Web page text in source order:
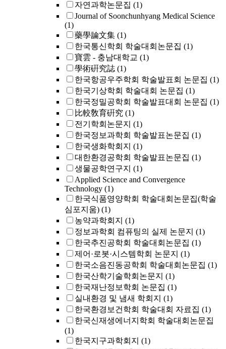
자연과학논문집 (1)
Journal of Soonchunhyang Medical Science
(1)
藥學論文集 (1)
한국통신학회 학술대회논문집 (1)
寶雲 - 충남대학교 (1)
學術硏究誌 (1)
한국항공우주학회 학술발표회 논문집 (1)
한국기상학회 학술대회 논문집 (1)
한국정밀공학회 학술발표대회 논문집 (1)
比較敎育硏究 (1)
전기학회논문지 (1)
한국정보과학회 학술발표논문집 (1)
한국생화학회지 (1)
대한환경공학회 학술발표논문집 (1)
생물공학연구지 (1)
Applied Science and Convergence
Technology (1)
한국식품영양학회 학술대회논문집(학술
심포지움) (1)
농약과학회지 (1)
정보과학회 컴퓨팅의 실제 논문지 (1)
한국추진공학회 학술대회논문집 (1)
제어·로봇·시스템학회 논문지 (1)
한국소음진동공학회 학술대회논문집 (1)
한국산학기술학회논문지 (1)
한국재난정보학회 논문집 (1)
실내환경 및 냄새 학회지 (1)
한국환경보건학회 학술대회 자료집 (1)
한국신재생에너지학회 학술대회논문집
(1)
한국지구과학회지 (1)